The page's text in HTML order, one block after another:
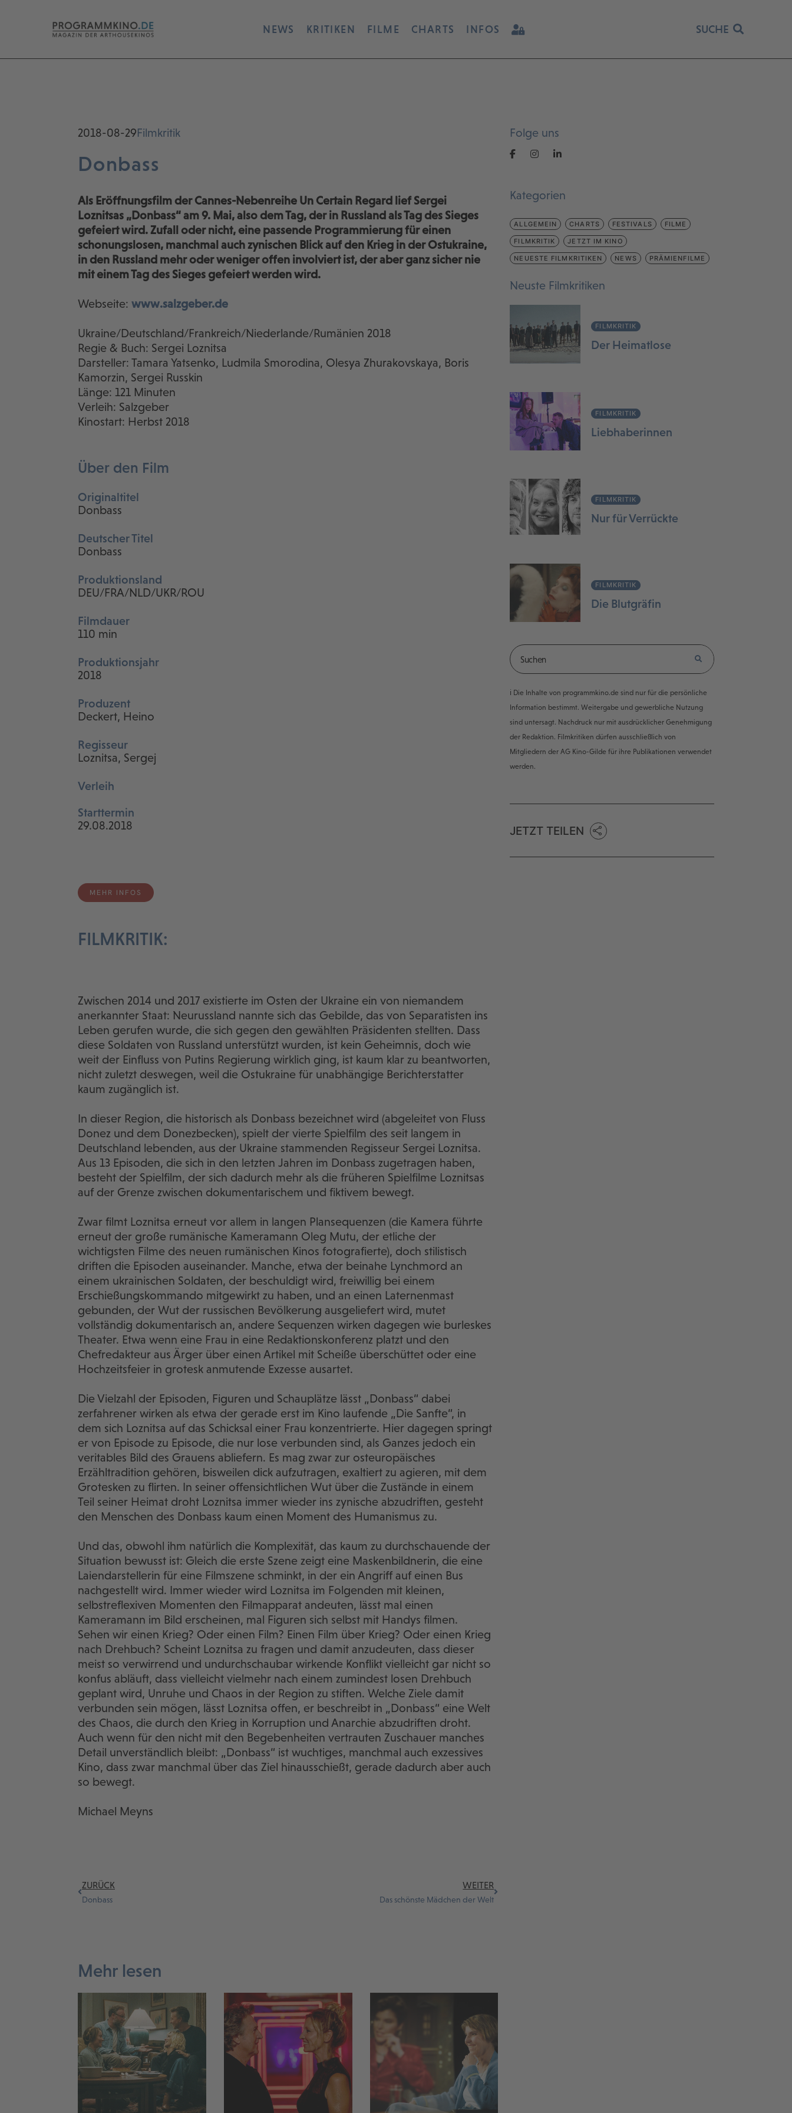
NEWS KRITIKEN FILME CHARTS INFOS SUCHE
2018-08-29Filmkritik
Donbass
Als Eröffnungsfilm der Cannes-Nebenreihe Un Certain Regard lief Sergei
Loznitsas „Donbass“ am 9. Mai, also dem Tag, der in Russland als Tag des Sieges
gefeiert wird. Zufall oder nicht, eine passende Programmierung für einen
schonungslosen, manchmal auch zynischen Blick auf den Krieg in der Ostukraine,
in den Russland mehr oder weniger offen involviert ist, der aber ganz sicher nie
mit einem Tag des Sieges gefeiert werden wird.
Webseite: www.salzgeber.de
Ukraine/Deutschland/Frankreich/Niederlande/Rumänien 2018
Regie & Buch: Sergei Loznitsa
Darsteller: Tamara Yatsenko, Ludmila Smorodina, Olesya Zhurakovskaya, Boris
Kamorzin, Sergei Russkin
Länge: 121 Minuten
Verleih: Salzgeber
Kinostart: Herbst 2018
Über den Film
Originaltitel
Donbass
Deutscher Titel
Donbass
Produktionsland
DEU/FRA/NLD/UKR/ROU
Filmdauer
110 min
Produktionsjahr
2018
Produzent
Deckert, Heino
Regisseur
Loznitsa, Sergej
Verleih
Starttermin
29.08.2018
MEHR INFOS
FILMKRITIK:
Zwischen 2014 und 2017 existierte im Osten der Ukraine ein von niemandem
anerkannter Staat: Neurussland nannte sich das Gebilde, das von Separatisten ins
Leben gerufen wurde, die sich gegen den gewählten Präsidenten stellten. Dass
diese Soldaten von Russland unterstützt wurden, ist kein Geheimnis, doch wie
weit der Einfluss von Putins Regierung wirklich ging, ist kaum klar zu beantworten,
nicht zuletzt deswegen, weil die Ostukraine für unabhängige Berichterstatter
kaum zugänglich ist.
In dieser Region, die historisch als Donbass bezeichnet wird (abgeleitet von Fluss
Donez und dem Donezbecken), spielt der vierte Spielfilm des seit langem in
Deutschland lebenden, aus der Ukraine stammenden Regisseur Sergei Loznitsa.
Aus 13 Episoden, die sich in den letzten Jahren im Donbass zugetragen haben,
besteht der Spielfilm, der sich dadurch mehr als die früheren Spielfilme Loznitsas
auf der Grenze zwischen dokumentarischem und fiktivem bewegt.
Zwar filmt Loznitsa erneut vor allem in langen Plansequenzen (die Kamera führte
erneut der große rumänische Kameramann Oleg Mutu, der etliche der
wichtigsten Filme des neuen rumänischen Kinos fotografierte), doch stilistisch
driften die Episoden auseinander. Manche, etwa der beinahe Lynchmord an
einem ukrainischen Soldaten, der beschuldigt wird, freiwillig bei einem
Erschießungskommando mitgewirkt zu haben, und an einen Laternenmast
gebunden, der Wut der russischen Bevölkerung ausgeliefert wird, mutet
vollständig dokumentarisch an, andere Sequenzen wirken dagegen wie burleskes
Theater. Etwa wenn eine Frau in eine Redaktionskonferenz platzt und den
Chefredakteur aus Ärger über einen Artikel mit Scheiße überschüttet oder eine
Hochzeitsfeier in grotesk anmutende Exzesse ausartet.
Die Vielzahl der Episoden, Figuren und Schauplätze lässt „Donbass“ dabei
zerfahrener wirken als etwa der gerade erst im Kino laufende „Die Sanfte“, in
dem sich Loznitsa auf das Schicksal einer Frau konzentrierte. Hier dagegen springt
er von Episode zu Episode, die nur lose verbunden sind, als Ganzes jedoch ein
veritables Bild des Grauens abliefern. Es mag zwar zur osteuropäisches
Erzähltradition gehören, bisweilen dick aufzutragen, exaltiert zu agieren, mit dem
Grotesken zu flirten. In seiner offensichtlichen Wut über die Zustände in einem
Teil seiner Heimat droht Loznitsa immer wieder ins zynische abzudriften, gesteht
den Menschen des Donbass kaum einen Moment des Humanismus zu.
Und das, obwohl ihm natürlich die Komplexität, das kaum zu durchschauende der
Situation bewusst ist: Gleich die erste Szene zeigt eine Maskenbildnerin, die eine
Laiendarstellerin für eine Filmszene schminkt, in der ein Angriff auf einen Bus
nachgestellt wird. Immer wieder wird Loznitsa im Folgenden mit kleinen,
selbstreflexiven Momenten den Filmapparat andeuten, lässt mal einen
Kameramann im Bild erscheinen, mal Figuren sich selbst mit Handys filmen.
Sehen wir einen Krieg? Oder einen Film? Einen Film über Krieg? Oder einen Krieg
nach Drehbuch? Scheint Loznitsa zu fragen und damit anzudeuten, dass dieser
meist so verwirrend und undurchschaubar wirkende Konflikt vielleicht gar nicht so
konfus abläuft, dass vielleicht vielmehr nach einem zumindest losen Drehbuch
geplant wird, Unruhe und Chaos in der Region zu stiften. Welche Ziele damit
verbunden sein mögen, lässt Loznitsa offen, er beschreibt in „Donbass“ eine Welt
des Chaos, die durch den Krieg in Korruption und Anarchie abzudriften droht.
Auch wenn für den nicht mit den Begebenheiten vertrauten Zuschauer manches
Detail unverständlich bleibt: „Donbass“ ist wuchtiges, manchmal auch exzessives
Kino, dass zwar manchmal über das Ziel hinausschießt, gerade dadurch aber auch
so bewegt.
Michael Meyns
ZURÜCK
Donbass
WEITER
Das schönste Mädchen der Welt
Mehr lesen
Folge uns
Kategorien
ALLGEMEIN CHARTS FESTIVALS FILME
FILMKRITIK JETZT IM KINO
NEUESTE FILMKRITIKEN NEWS PRÄMIENFILME
Neuste Filmkritiken
FILMKRITIK
Der Heimatlose
FILMKRITIK
Liebhaberinnen
FILMKRITIK
Nur für Verrückte
FILMKRITIK
Die Blutgräfin
ℹ️ Die Inhalte von programmkino.de sind nur für die persönliche
Information bestimmt. Weitergabe und gewerbliche Nutzung
sind untersagt. Nachdruck nur mit ausdrücklicher Genehmigung
der Redaktion. Filmkritiken dürfen ausschließlich von
Mitgliedern der AG Kino-Gilde für ihre Publikationen verwendet
werden.
JETZT TEILEN